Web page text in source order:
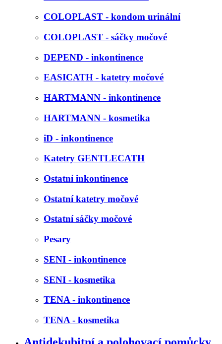
COLOPLAST - kondom urinální
COLOPLAST - sáčky močové
DEPEND - inkontinence
EASICATH - katetry močové
HARTMANN - inkontinence
HARTMANN - kosmetika
iD - inkontinence
Katetry GENTLECATH
Ostatní inkontinence
Ostatní katetry močové
Ostatní sáčky močové
Pesary
SENI - inkontinence
SENI - kosmetika
TENA - inkontinence
TENA - kosmetika